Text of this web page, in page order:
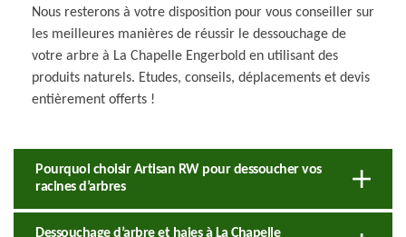
Nous resterons à votre disposition pour vous conseiller sur
les meilleures manières de réussir le dessouchage de
votre arbre à La Chapelle Engerbold en utilisant des
produits naturels. Etudes, conseils, déplacements et devis
entièrement offerts !
Pourquoi choisir Artisan RW pour dessoucher vos
racines d’arbres
Dessouchage d’arbre et haies à La Chapelle